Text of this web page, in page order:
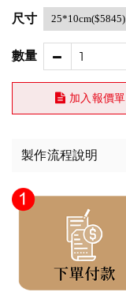
尺寸
數量
加入報價單
製作流程說明